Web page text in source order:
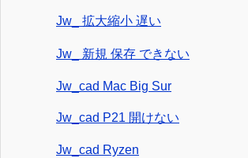
Jw_ 拡大縮小 遅い
Jw_ 新規 保存 できない
Jw_cad Mac Big Sur
Jw_cad P21 開けない
Jw_cad Ryzen